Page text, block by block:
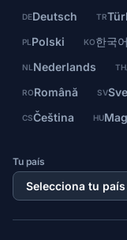
DEDeutsch TR
PL Polski KO한국어
NL Nederlands TH
RORomână SV
CSČeština HU
Tu país